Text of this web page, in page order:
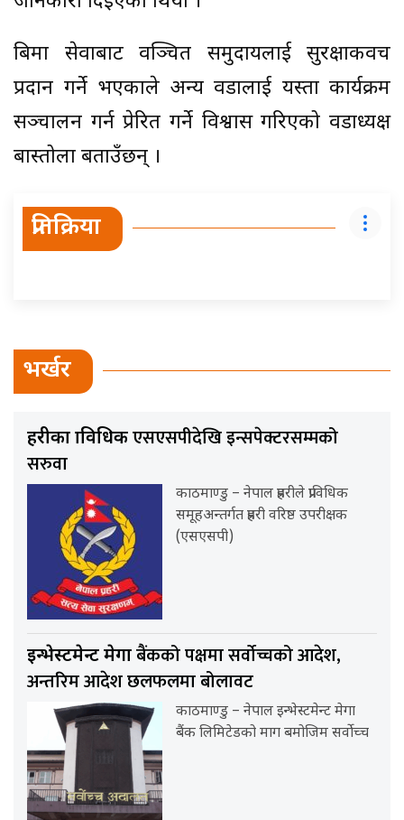
बिमा सेवाबाट वञ्चित समुदायलाई सुरक्षाकवच
प्रदान गर्ने भएकाले अन्य वडालाई यस्ता कार्यक्रम
सञ्चालन गर्न प्रेरित गर्ने विश्वास गरिएको वडाध्यक्ष
बास्तोला बताउँछन् ।
प्रतिक्रिया
भर्खर
प्रहरीका प्राविधिकएसएसपीदेखि इन्सपेक्टरसम्मको
सरुवा
काठमाण्डु – नेपाल प्रहरीले प्राविधिक
समूहअन्तर्गत प्रहरी वरिष्ठ उपरीक्षक
(एसएसपी)
इन्भेस्टमेन्ट मेगाबैंकको पक्षमा सर्वाेच्चको आदेश,
अन्तरिम आदेश छलफलमा बोलावट
काठमाण्डु – नेपाल इन्भेस्टमेन्ट मेगा
बैंक लिमिटेडको माग बमोजिम सर्वोच्च